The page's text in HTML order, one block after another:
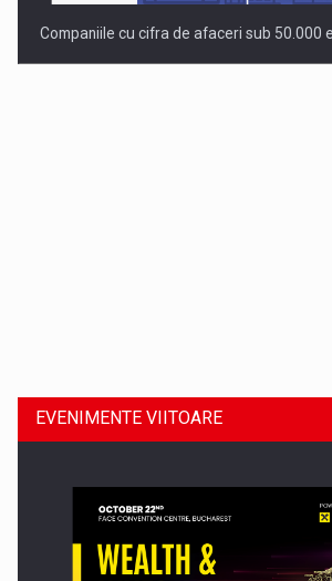
Companiile cu cifra de afaceri sub 50.000
EVENIMENTE VIITOARE